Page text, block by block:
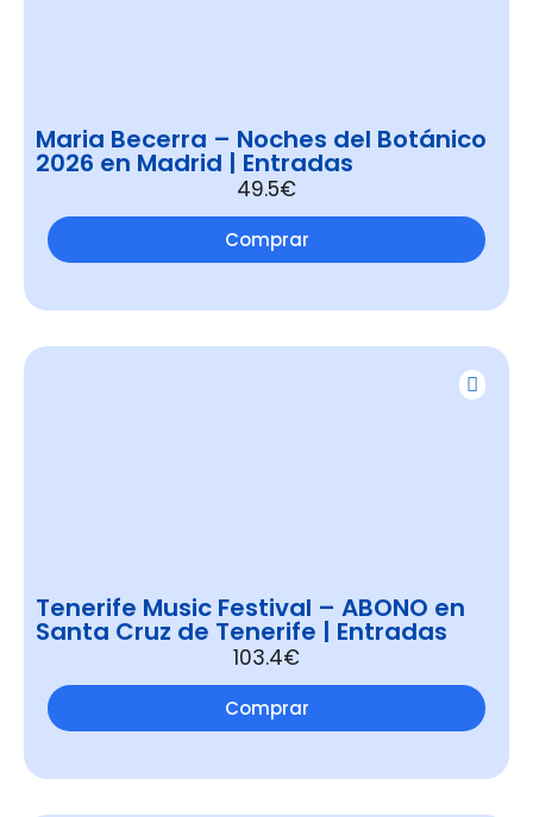
Maria Becerra – Noches del Botánico
2026 en Madrid | Entradas
49.5€
Comprar
Tenerife Music Festival – ABONO en
Santa Cruz de Tenerife | Entradas
103.4€
Comprar